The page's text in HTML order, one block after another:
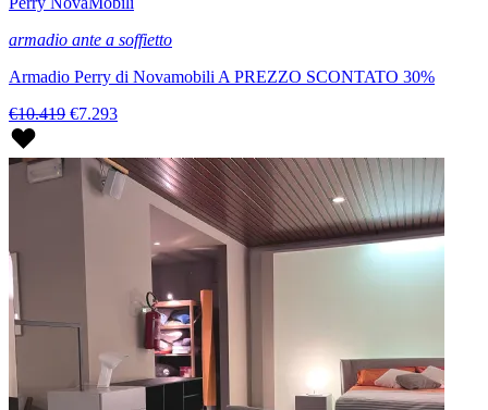
armadio ante a soffietto
Armadio Perry di Novamobili A PREZZO SCONTATO 30%
€10.419 €7.293